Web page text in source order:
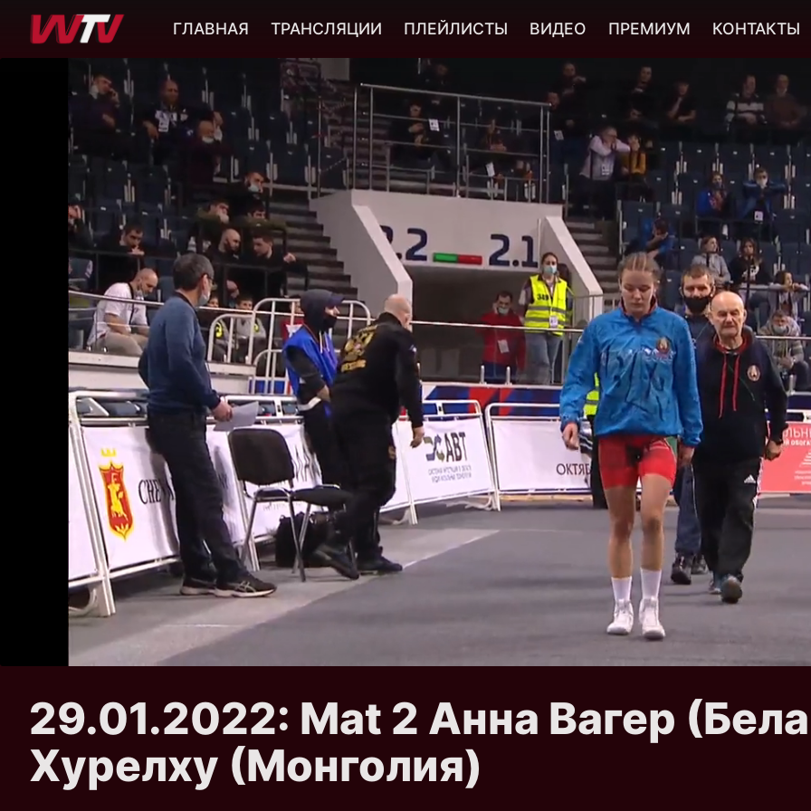
29.01.2022: Mat 2 Анна Вагер
Хурелху (Монголия)
ГЛАВНАЯ ТРАНСЛЯЦИИ ПЛЕЙЛИСТЫ ВИДЕО ПРЕМИУМ КОНТАКТЫ